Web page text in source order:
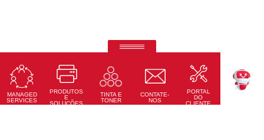
MANAGED
SERVICES
PRODUTOS
E
SOLUÇÕES
TINTA E
TONER
CONTATE-
NOS
PORTAL
DO
CLIENTE
Telas interativas Ricoh
Precisão tátil, conectividade total e design moderno
Saiba Mais